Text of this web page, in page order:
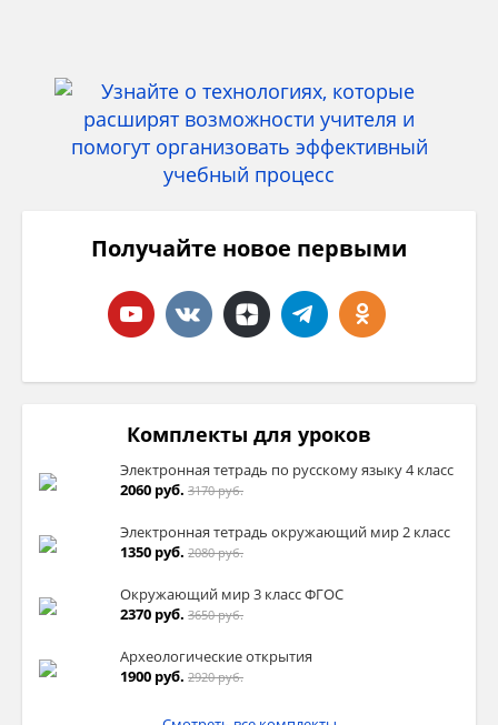
Получайте новое первыми
Комплекты для уроков
Электронная тетрадь по русскому языку 4 класс
2060 руб. 3170 руб.
Электронная тетрадь окружающий мир 2 класс
1350 руб. 2080 руб.
Окружающий мир 3 класс ФГОС
2370 руб. 3650 руб.
Археологические открытия
1900 руб. 2920 руб.